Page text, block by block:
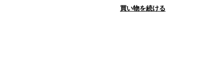
買い物を続ける